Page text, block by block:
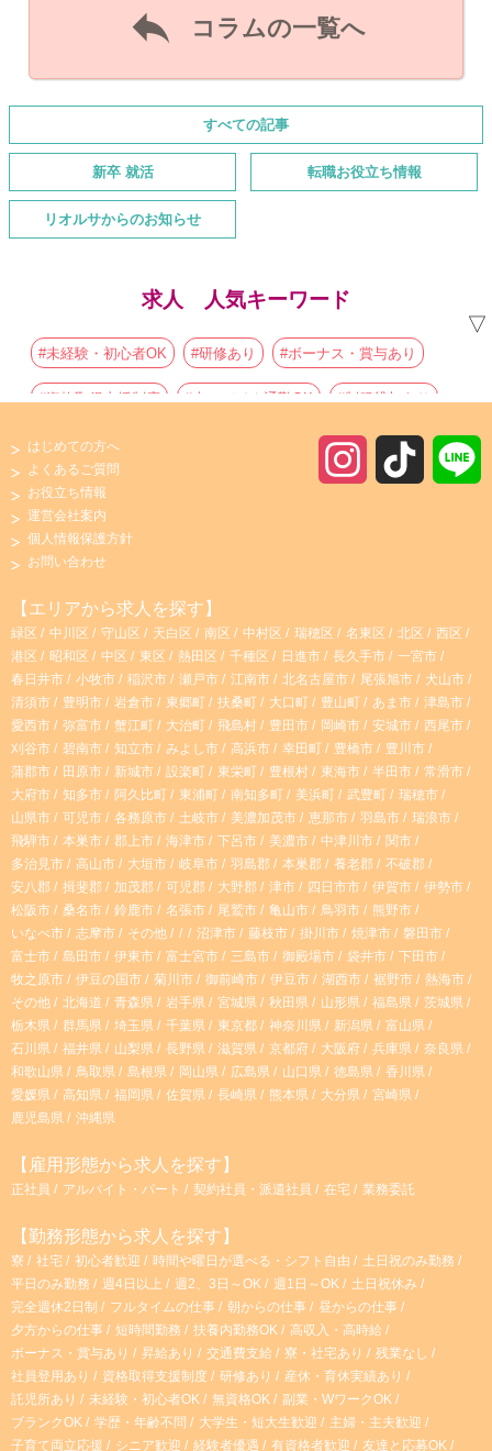
 コラムの一覧へ
すべての記事
新卒 就活 転職お役立ち情報
リオルサからのお知らせ
求人 人気キーワード
▽
#未経験・初心者OK #研修あり #ボーナス・賞与あり
#資格取得支援制度 #車・バイク通勤OK #制服貸与あり
#朝からの仕事 #初心者歓迎
#駅チカ・駅ナカ #夕方からの仕事
#社員登用あり
#完全週休2日制 #寮 #ブランクOK #昼からの仕事
#産休・育休実績あり #託児所あり #子育て両立応援
#昇給あり #社宅 #経験者優遇 #交通費支給
#学歴・年齢不問 #残業なし #週4日以上
#服装・髪型自由 #シニア歓迎 #週2、3日～OK
#無資格OK #土日祝休み #副業・WワークOK
a
g
r
a
m
o
k
はじめての方へ
よくあるご質問
お役立ち情報
運営会社案内
個人情報保護方針
お問い合わせ
【エリアから求人を探す】
緑区 中川区 守山区 天白区 南区 中村区 瑞穂区 名東区 北区
西区
港区
昭和区 中区 東区 熱田区 千種区 日進市 長久手市
一宮市
春日井市
小牧市 稲沢市 瀬戸市 江南市 北名古屋市 尾張旭市
犬山市
清須市
豊明市 岩倉市 東郷町 扶桑町 大口町 豊山町 あま市
津島市
愛西市
弥富市 蟹江町 大治町 飛島村 豊田市 岡崎市 安城市
西尾市
刈谷市
碧南市 知立市 みよし市 高浜市 幸田町 豊橋市
豊川市
蒲郡市
田原市 新城市 設楽町 東栄町 豊根村 東海市 半田市
常滑市
大府市
知多市 阿久比町 東浦町 南知多町 美浜町 武豊町
瑞穂市
山県市
可児市 各務原市 土岐市 美濃加茂市 恵那市 羽島市
瑞浪市
飛騨市
本巣市 郡上市 海津市 下呂市 美濃市 中津川市
関市
多治見市
高山市 大垣市 岐阜市 羽島郡 本巣郡 養老郡
不破郡
安八郡
揖斐郡 加茂郡 可児郡 大野郡 津市 四日市市 伊賀市
伊勢市
松阪市
桑名市 鈴鹿市 名張市 尾鷲市 亀山市 鳥羽市
熊野市
いなべ市
志摩市 その他 沼津市 藤枝市 掛川市 焼津市
磐田市
富士市
島田市 伊東市 富士宮市 三島市 御殿場市 袋井市
下田市
牧之原市
伊豆の国市 菊川市 御前崎市 伊豆市 湖西市 裾野市
熱海市
その他
北海道 青森県 岩手県 宮城県 秋田県 山形県 福島県
茨城県
栃木県
群馬県 埼玉県 千葉県 東京都 神奈川県 新潟県
富山県
石川県
福井県 山梨県 長野県 滋賀県 京都府 大阪府 兵庫県
奈良県
和歌山県
鳥取県 島根県 岡山県 広島県 山口県 徳島県
香川県
愛媛県
高知県 福岡県 佐賀県 長崎県 熊本県 大分県
宮崎県
鹿児島県
沖縄県
【雇用形態から求人を探す】
正社員 アルバイト・パート 契約社員・派遣社員 在宅 業務委託
【勤務形態から求人を探す】
寮 社宅 初心者歓迎 時間や曜日が選べる・シフト自由
土日祝のみ勤務
平日のみ勤務
週4日以上 週2、3日～OK 週1日～OK
土日祝休み
完全週休2日制
フルタイムの仕事 朝からの仕事
昼からの仕事
夕方からの仕事
短時間勤務 扶養内勤務OK
高収入・高時給
ボーナス・賞与あり
昇給あり 交通費支給 寮・社宅あり
残業なし
社員登用あり
資格取得支援制度 研修あり
産休・育休実績あり
託児所あり
未経験・初心者OK 無資格OK
副業・WワークOK
ブランクOK
学歴・年齢不問 大学生・短大生歓迎
主婦・主夫歓迎
子育て両立応援
シニア歓迎 経験者優遇 有資格者歓迎 友達と応募OK